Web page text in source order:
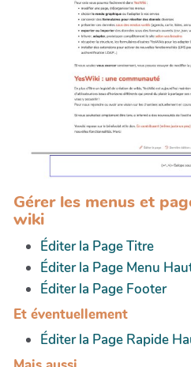
Gérer les menus et
wiki
Éditer la Page Titre
Éditer la Page Menu
Éditer la Page Footer
Et éventuellement
Éditer la Page Rapide